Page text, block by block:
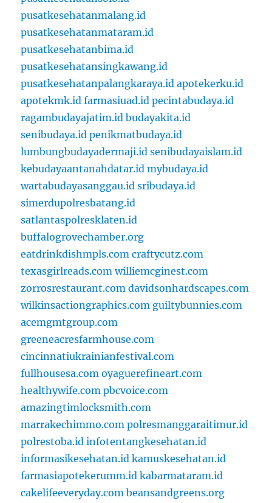
pusatkesehatanmalang.id
pusatkesehatanmataram.id
pusatkesehatanbima.id
pusatkesehatansingkawang.id
pusatkesehatanpalangkaraya.id apotekerku.id
apotekmk.id farmasiuad.id pecintabudaya.id
ragambudayajatim.id budayakita.id
senibudaya.id penikmatbudaya.id
lumbungbudayadermaji.id senibudayaislam.id
kebudayaantanahdatar.id mybudaya.id
wartabudayasanggau.id sribudaya.id
simerdupolresbatang.id
satlantaspolresklaten.id
buffalogrovechamber.org
eatdrinkdishmpls.com craftycutz.com
texasgirlreads.com williemcginest.com
zorrosrestaurant.com davidsonhardscapes.com
wilkinsactiongraphics.com guiltybunnies.com
acemgmtgroup.com
greeneacresfarmhouse.com
cincinnatiukrainianfestival.com
fullhousesa.com oyaguerefineart.com
healthywife.com pbcvoice.com
amazingtimlocksmith.com
marrakechimmo.com polresmanggaraitimur.id
polrestoba.id infotentangkesehatan.id
informasikesehatan.id kamuskesehatan.id
farmasiapotekerumm.id kabarmataram.id
cakelifeeveryday.com beansandgreens.org